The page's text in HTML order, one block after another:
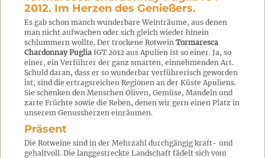
2012. Im Herzen des Genießers.
Es gab schon manch wunderbare Weinträume, aus denen
man nicht aufwachen oder sich gleich wieder hinein
schlummern wollte. Der trockene Rotwein Tormaresca
Chardonnay Puglia IGT 2012 aus Apulien ist so einer. Ja, so
einer, ein Verführer der ganz smarten, einnehmenden Art.
Schuld daran, dass er so wunderbar verführerisch geworden
ist, sind die ertragsreichen Regionen an der Küste Apuliens.
Sie schenken den Menschen Oliven, Gemüse, Mandeln und
zarte Früchte sowie die Reben, denen wir gern einen Platz in
unserem Genussherzen einräumen.
Präsent
Die Rotweine sind in der Mehrzahl durchgängig kraft- und
gehaltvoll. Die langgestreckte Landschaft fädelt sich vom